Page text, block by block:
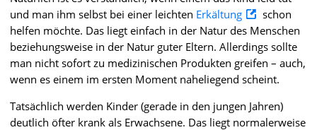
und man ihm selbst bei einer leichten Erkältung
schon
helfen möchte. Das liegt einfach in der Natur des Menschen
beziehungsweise in der Natur guter Eltern. Allerdings sollte
man nicht sofort zu medizinischen Produkten greifen – auch,
wenn es einem im ersten Moment naheliegend scheint.
Tatsächlich werden Kinder (gerade in den jungen Jahren)
deutlich öfter krank als Erwachsene. Das liegt normalerweise